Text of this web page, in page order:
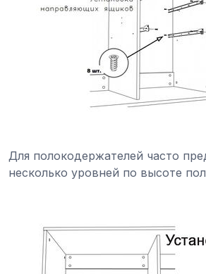
Для полокодержателей часто
несколько уровней по высоте